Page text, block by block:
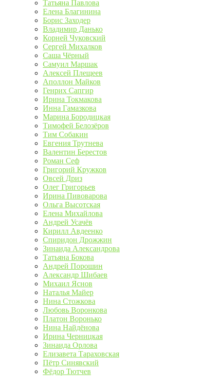
Татьяна Павлова
Елена Благинина
Борис Заходер
Владимир Данько
Корней Чуковский
Сергей Михалков
Саша Чёрный
Самуил Маршак
Алексей Плещеев
Аполлон Майков
Генрих Сапгир
Ирина Токмакова
Инна Гамазкова
Марина Бородицкая
Тимофей Белозёров
Тим Собакин
Евгения Трутнева
Валентин Берестов
Роман Сеф
Григорий Кружков
Овсей Дриз
Олег Григорьев
Ирина Пивоварова
Ольга Высотская
Елена Михайлова
Андрей Усачёв
Кирилл Авдеенко
Спиридон Дрожжин
Зинаида Александрова
Татьяна Бокова
Андрей Порошин
Александр Шибаев
Михаил Яснов
Наталья Майер
Нина Стожкова
Любовь Воронкова
Платон Воронько
Нина Найдёнова
Ирина Черницкая
Зинаида Орлова
Елизавета Тараховская
Пётр Синявский
Фёдор Тютчев